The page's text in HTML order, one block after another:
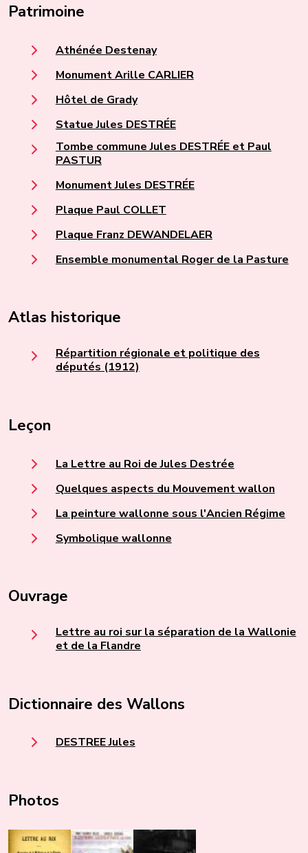
Patrimoine
Athénée Destenay
Monument Arille CARLIER
Hôtel de Grady
Statue Jules DESTRÉE
Tombe commune Jules DESTRÉE et Paul
PASTUR
Monument Jules DESTRÉE
Plaque Paul COLLET
Plaque Franz DEWANDELAER
Ensemble monumental Roger de la Pasture
Atlas historique
Répartition régionale et politique des
députés (1912)
Leçon
La Lettre au Roi de Jules Destrée
Quelques aspects du Mouvement wallon
La peinture wallonne sous l'Ancien Régime
Symbolique wallonne
Ouvrage
Lettre au roi sur la séparation de la Wallonie
et de la Flandre
Dictionnaire des Wallons
DESTREE Jules
Photos